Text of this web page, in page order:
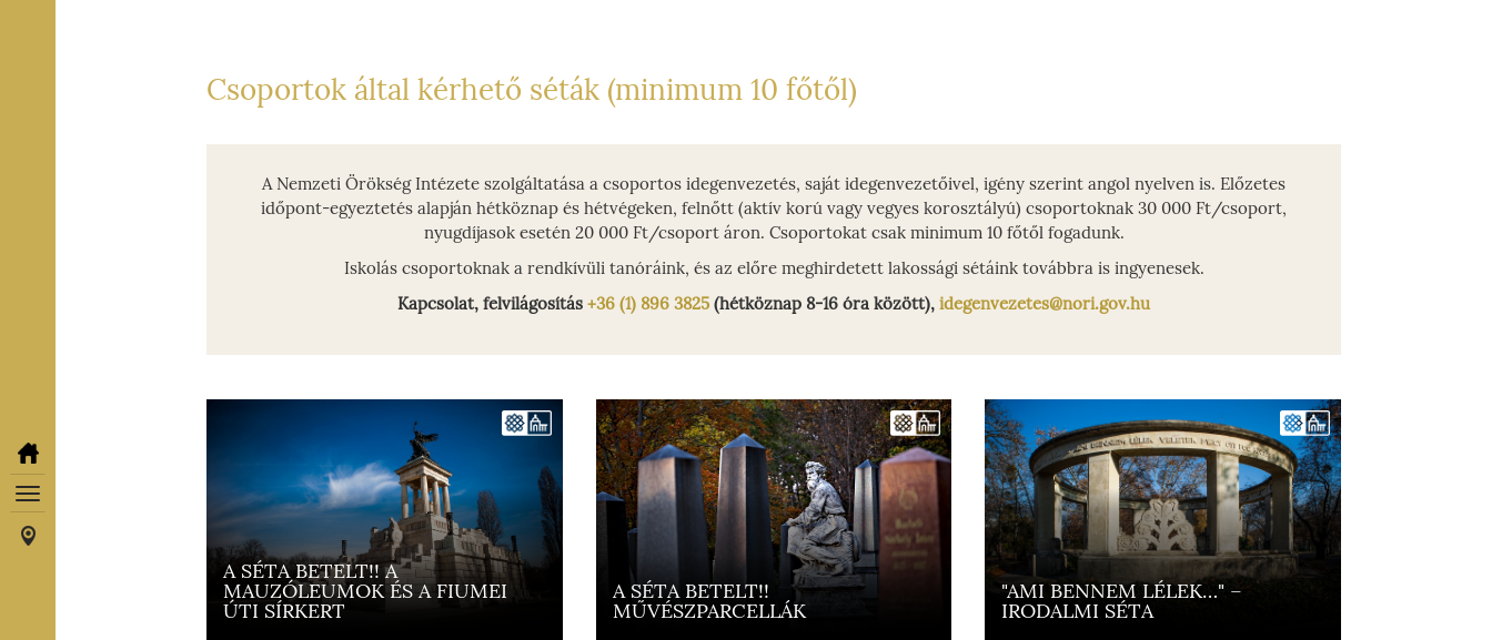
Csoportok által kérhető séták (minimum 10 főtől)
A Nemzeti Örökség Intézete szolgáltatása a csoportos idegenvezetés, saját idegenvezetőivel, igény szerint angol nyelven is. Előzetes
időpont-egyeztetés alapján hétköznap és hétvégeken, felnőtt (aktív korú vagy vegyes korosztályú) csoportoknak 30 000 Ft/csoport,
nyugdíjasok esetén 20 000 Ft/csoport áron. Csoportokat csak minimum 10 főtől fogadunk.
Iskolás csoportoknak a rendkívüli tanóráink, és az előre meghirdetett lakossági sétáink továbbra is ingyenesek.
Kapcsolat, felvilágosítás +36 (1) 896 3825 (hétköznap 8-16 óra között), idegenvezetes@nori.gov.hu
A SÉTA BETELT!! A
MAUZÓLEUMOK ÉS A FIUMEI
ÚTI SÍRKERT
A SÉTA BETELT!!
MŰVÉSZPARCELLÁK
"AMI BENNEM LÉLEK…" –
IRODALMI SÉTA